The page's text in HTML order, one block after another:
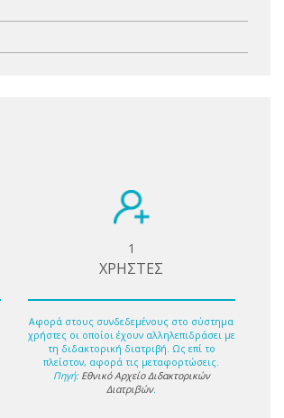
1
ΧΡΗΣΤΕΣ
Αφορά στους συνδεδεμένους στο σύστημα
χρήστες οι οποίοι έχουν αλληλεπιδράσει με
τη διδακτορική διατριβή. Ως επί το
πλείστον, αφορά τις μεταφορτώσεις.
Πηγή: Εθνικό Αρχείο Διδακτορικών
Διατριβών.